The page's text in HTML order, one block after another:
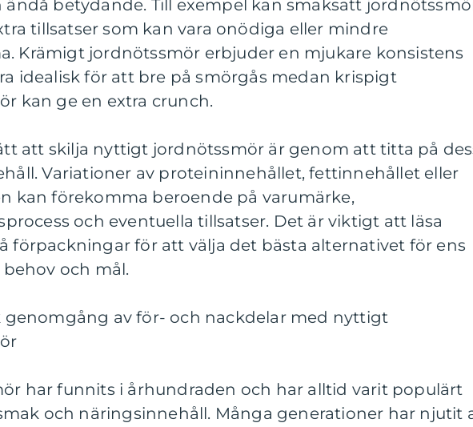
ändå betydande. Till exempel kan smaksatt
tillsatser som kan vara onödiga eller mindre
Krämigt jordnötssmör erbjuder en mjukare konsistens
idealisk för att bre på smörgås medan krispigt
kan ge en extra crunch.
att skilja nyttigt jordnötssmör är genom att titta på
Variationer av proteininnehållet, fettinnehållet eller
kan förekomma beroende på varumärke,
och eventuella tillsatser. Det är viktigt att läsa
förpackningar för att välja det bästa alternativet för ens
och mål.
genomgång av för- och nackdelar med nyttigt
har funnits i århundraden och har alltid varit populärt
och näringsinnehåll. Många generationer har njutit